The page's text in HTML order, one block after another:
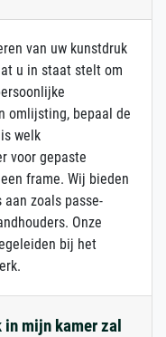
van uw kunstdruk
u in staat stelt om
omlijsting, bepaal de
welk
voor gepaste
frame. Wij bieden
zoals passe-
Onze
bij het
in mijn kamer zal